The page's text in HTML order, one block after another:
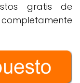
gratis de